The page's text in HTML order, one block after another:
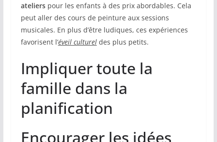
atelierspour les enfants à des prix abordables. Cela
peut aller des cours de peinture aux sessions
musicales. En plus d’être ludiques, ces expériences
favorisent l’éveil cultureldes plus petits.
Impliquer toute la
famille dans la
planification
Encourager les idées